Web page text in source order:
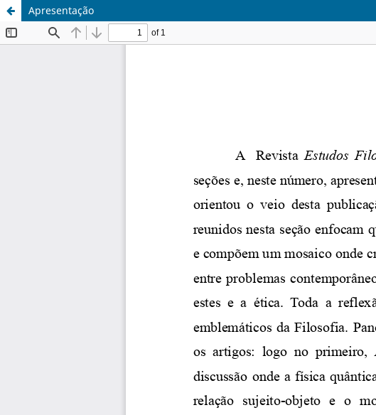
Apresentação